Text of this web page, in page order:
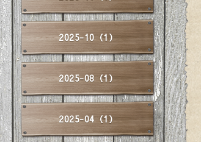
2025-10（1）
2025-08（1）
2025-04（1）